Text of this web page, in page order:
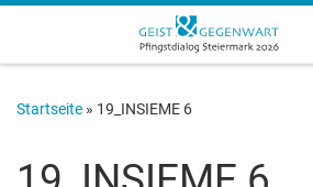
Zum Inhalt springen
Startseite » 19_INSIEME 6